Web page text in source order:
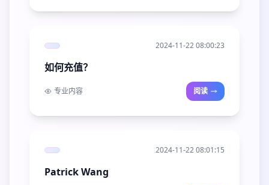
2024-11-22 08:00:23
如何充值？
专业内容 阅读
2024-11-22 08:01:15
Patrick Wang